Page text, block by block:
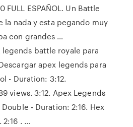
FULL ESPAÑOL. Un Battle
la nada y esta pegando muy
con grandes …
legends battle royale para
apex legends para
- Duration: 3:12.
views. 3:12. Apex Legends
- Duration: 2:16. Hex
2:16 . …